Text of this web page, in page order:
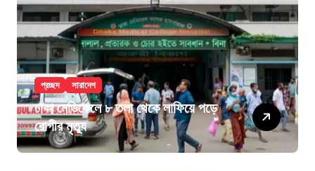
প্রচ্ছদ সারাদেশ
ঢাকা মেডিকেলে ৮ তলা থেকে লাফিয়ে পড়ে
রোগীর মৃত্যু